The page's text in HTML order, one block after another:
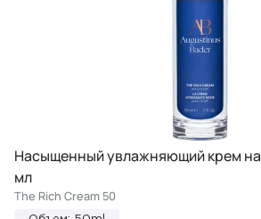
Насыщенный увлажняющий крем на
мл
The Rich Cream 50